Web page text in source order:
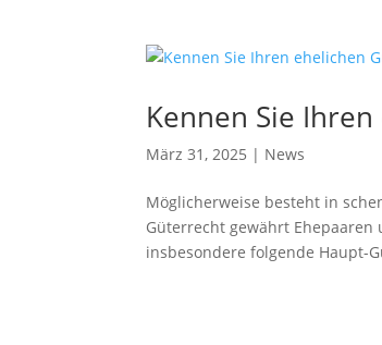
Kennen Sie
März 31, 2025 | News
Möglicherweise besteht in
Güterrecht gewährt
insbesondere folgende Haupt-